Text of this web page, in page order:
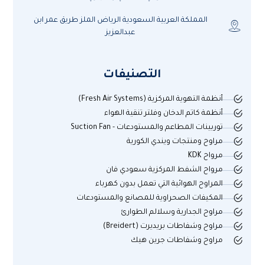
المملكة العربية السعودية الرياض الملز طريق عمر ابن
عبدالعزيز
التصنيفات
أنظمة التهوية المركزية (Fresh Air Systems)
أنظمة كاتم الدخان وفلتر تنقية الهواء
توربينات المطاعم والمستودعات - Suction Fan
مراوح ومنتجات ويندي الكورية
مرواح KDK
مرواح الشفط المركزية سعودي فان
المراوح الهوائية التي تعمل بدون كهرباء
المكيفات الصحراوية للمصانع والمستودعات
مراوح الجدارية وسلالم الطوارئ
مراوح وشفاطات بريديرت (Breidert)
مراوح وشفاطات جرين هيك